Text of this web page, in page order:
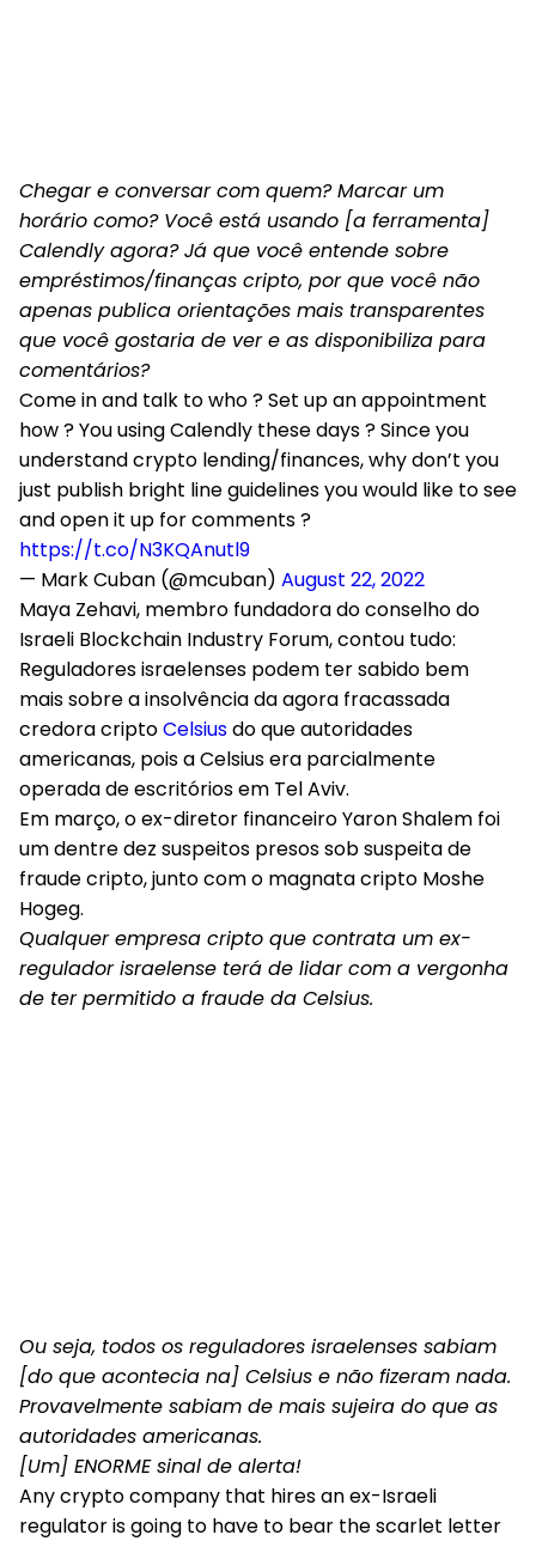
Chegar e conversar com quem? Marcar um
horário como? Você está usando [a ferramenta]
Calendly agora? Já que você entende sobre
empréstimos/finanças cripto, por que você não
apenas publica orientações mais transparentes
que você gostaria de ver e as disponibiliza para
comentários?
Come in and talk to who ? Set up an appointment
how ? You using Calendly these days ? Since you
understand crypto lending/finances, why don’t you
just publish bright line guidelines you would like to see
and open it up for comments ?
https://t.co/N3KQAnutl9
— Mark Cuban (@mcuban) August 22, 2022
Maya Zehavi, membro fundadora do conselho do
Israeli Blockchain Industry Forum, contou tudo:
Reguladores israelenses podem ter sabido bem
mais sobre a insolvência da agora fracassada
credora criptoCelsiusdo que autoridades
americanas, pois a Celsius era parcialmente
operada de escritórios em Tel Aviv.
Em março, o ex-diretor financeiro Yaron Shalem foi
um dentre dez suspeitos presos sob suspeita de
fraude cripto, junto com o magnata cripto Moshe
Hogeg.
Qualquer empresa cripto que contrata um ex-
regulador israelense terá de lidar com a vergonha
de ter permitido a fraude da Celsius.
Ou seja, todos os reguladores israelenses sabiam
[do que acontecia na] Celsius e não fizeram nada.
Provavelmente sabiam de mais sujeira do que as
autoridades americanas.
[Um] ENORME sinal de alerta!
Any crypto company that hires an ex-Israeli
regulator is going to have to bear the scarlet letter